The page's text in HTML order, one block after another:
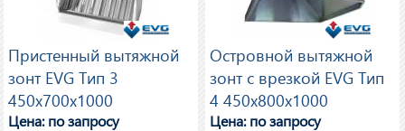
Пристенный вытяжной
зонт EVG Тип 3
450х700х1000
Цена: по запросу
Островной вытяжной
зонт с врезкой EVG Тип
4 450х800х1000
Цена: по запросу